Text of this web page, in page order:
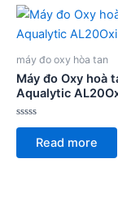
máy đo oxy hòa tan
Máy đo Oxy hoà
Aqualytic
Rated
of
Read more